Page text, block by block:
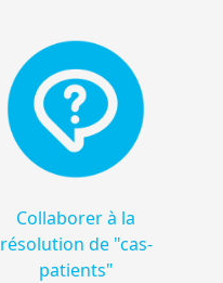
Collaborer à la
résolution de "cas-
patients"